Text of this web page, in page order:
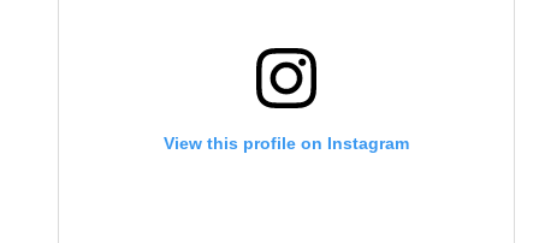
View this profile on Instagram